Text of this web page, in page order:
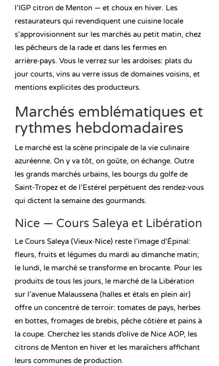
l’IGP citron de Menton — et choux en hiver. Les
restaurateurs qui revendiquent une cuisine locale
s’approvisionnent sur les marchés au petit matin, chez
les pêcheurs de la rade et dans les fermes en
arrière‑pays. Vous le verrez sur les ardoises: plats du
jour courts, vins au verre issus de domaines voisins, et
mentions explicites des producteurs.
Marchés emblématiques et
rythmes hebdomadaires
Le marché est la scène principale de la vie culinaire
azuréenne. On y va tôt, on goûte, on échange. Outre
les grands marchés urbains, les bourgs du golfe de
Saint‑Tropez et de l’Estérel perpétuent des rendez‑vous
qui dictent la semaine des gourmands.
Nice — Cours Saleya et Libération
Le Cours Saleya (Vieux‑Nice) reste l’image d’Épinal:
fleurs, fruits et légumes du mardi au dimanche matin;
le lundi, le marché se transforme en brocante. Pour les
produits de tous les jours, le marché de la Libération
sur l’avenue Malaussena (halles et étals en plein air)
offre un concentré de terroir: tomates de pays, herbes
en bottes, fromages de brebis, pêche côtière et pains à
la coupe. Cherchez les stands d’olive de Nice AOP, les
citrons de Menton en hiver et les maraîchers affichant
leurs communes de production.